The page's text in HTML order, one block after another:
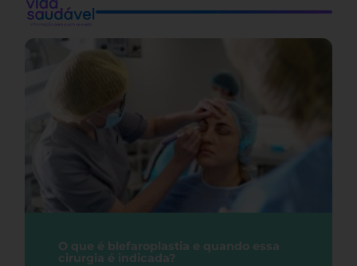
O que é blefaroplastia e quando essa
cirurgia é indicada?